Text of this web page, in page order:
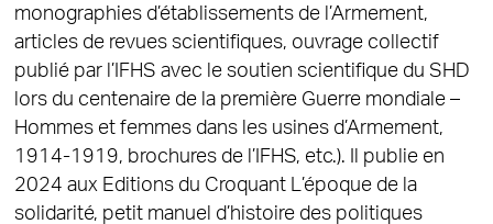
monographies d’établissements de l’Armement,
articles de revues scientifiques, ouvrage collectif
publié par l’IFHS avec le soutien scientifique du SHD
lors du centenaire de la première Guerre mondiale –
Hommes et femmes dans les usines d’Armement,
1914-1919, brochures de l’IFHS, etc.). Il publie en
2024 aux Editions du Croquant L’époque de la
solidarité, petit manuel d’histoire des politiques